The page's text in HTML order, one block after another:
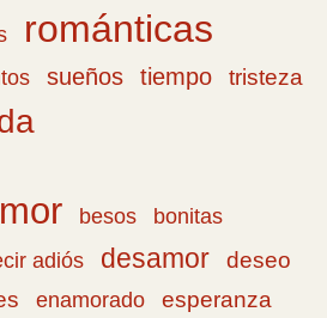
románticas
sueños tiempo
tristeza
besos
bonitas
adiós desamor deseo
enamorado esperanza